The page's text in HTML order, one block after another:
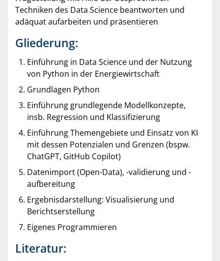
Techniken des Data Science beantworten und
adäquat aufarbeiten und präsentieren
Gliederung:
Einführung in Data Science und der Nutzung
von Python in der Energiewirtschaft
Grundlagen Python
Einführung grundlegende Modellkonzepte,
insb. Regression und Klassifizierung
Einführung Themengebiete und Einsatz von KI
mit dessen Potenzialen und Grenzen (bspw.
ChatGPT, GitHub Copilot)
Datenimport (Open-Data), -validierung und -
aufbereitung
Ergebnisdarstellung: Visualisierung und
Berichtserstellung
Eigenes Programmieren
Literatur: